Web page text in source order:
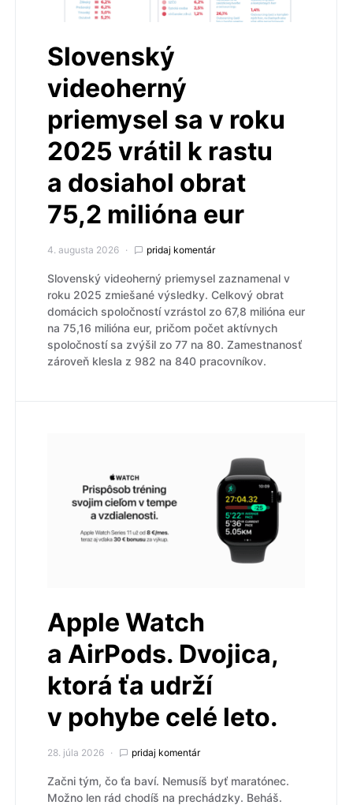
Slovenský
videoherný
priemysel sa v roku
2025 vrátil k rastu
a dosiahol obrat
75,2 milióna eur
4. augusta 2026 pridaj komentár
Slovenský videoherný priemysel zaznamenal v
roku 2025 zmiešané výsledky. Celkový obrat
domácich spoločností vzrástol zo 67,8 milióna eur
na 75,16 milióna eur, pričom počet aktívnych
spoločností sa zvýšil zo 77 na 80. Zamestnanosť
zároveň klesla z 982 na 840 pracovníkov.
Apple Watch
a AirPods. Dvojica,
ktorá ťa udrží
v pohybe celé leto.
28. júla 2026 pridaj komentár
Začni tým, čo ťa baví. Nemusíš byť maratónec.
Možno len rád chodíš na prechádzky. Beháš.